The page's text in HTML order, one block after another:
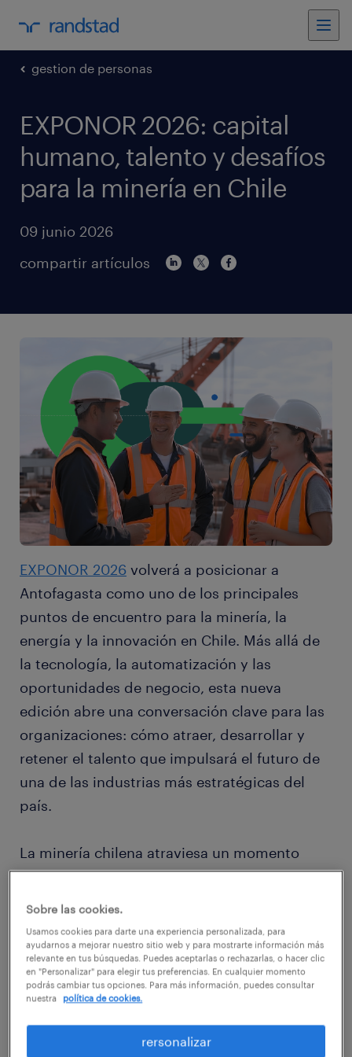
gestion de personas
EXPONOR 2026: capital
humano, talento y desafíos
para la minería en Chile
09 junio 2026
compartir artículos
EXPONOR 2026 volverá a posicionar a
Antofagasta como uno de los principales
puntos de encuentro para la minería, la
energía y la innovación en Chile. Más allá de
la tecnología, la automatización y las
oportunidades de negocio, esta nueva
edición abre una conversación clave para las
organizaciones: cómo atraer, desarrollar y
retener el talento que impulsará el futuro de
una de las industrias más estratégicas del
país.
La minería chilena atraviesa un momento
decisivo. La transición energética, la
digitalización, la sostenibilidad y la
necesidad de mayor productividad están
transformando la forma en que las empresas
operan y gestionan sus equipos. En este
contexto, el capital humano en minería se
innovación en resultados reales.
Sobre las cookies.
Usamos cookies para darte una experiencia personalizada, para
ayudarnos a mejorar nuestro sitio web y para mostrarte información más
relevante en tus búsquedas. Puedes aceptarlas o rechazarlas, o hacer clic
en "Personalizar" para elegir tus preferencias. En cualquier momento
podrás cambiar tus opciones. Para más información, puedes consultar
nuestra
política de cookies.
rersonalizar